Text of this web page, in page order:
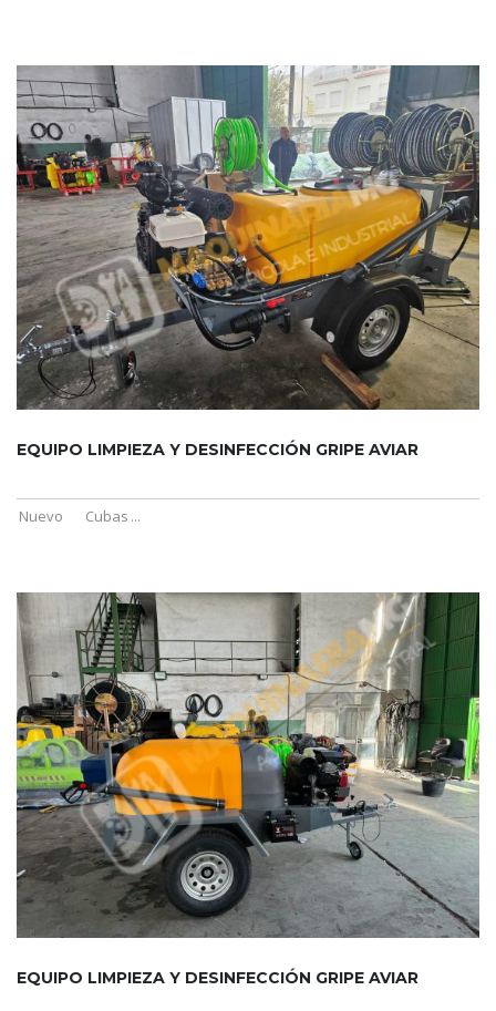
EQUIPO LIMPIEZA Y DESINFECCIÓN GRIPE AVIAR
Nuevo Cubas ...
EQUIPO LIMPIEZA Y DESINFECCIÓN GRIPE AVIAR